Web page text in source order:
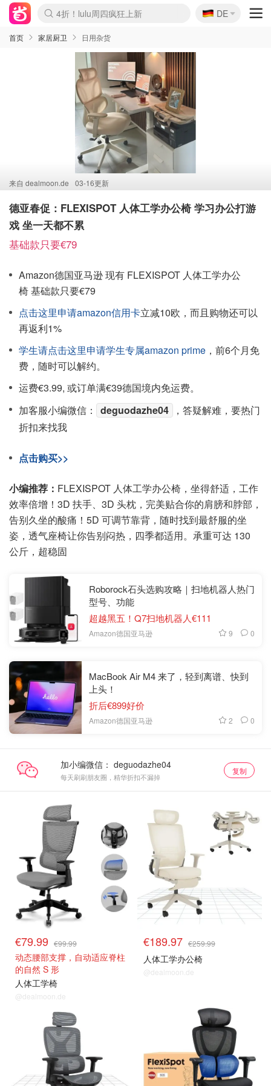
Boticinal 夏促开抢！
4折！lulu周四疯狂上新
还没结束！&OtherStories大促
Joybuy变相75折 随时失效
速领！Stanley独家85折
疑似霸哥！Camper额外叠85折
Zalando 奥莱闪促！每日更新
Moncler反季囤！5折起+叠9折
Coach Brooklyn仅€192
🇩🇪
DE
首页 家居厨卫 日用杂货
来自 dealmoon.de 03-16更新
德亚春促：FLEXISPOT 人体工学办公椅 学习办公打游
戏 坐一天都不累
基础款只要€79
Amazon德国亚马逊 现有 FLEXISPOT 人体工学办公
椅 基础款只要€79
点击这里申请amazon信用卡立减10欧，而且购物还可以
再返利1%
学生请点击这里申请学生专属amazon prime ，前6个月免
费，随时可以解约。
运费€3.99, 或订单满€39德国境内免运费。
加客服小编微信：
deguodazhe04
，答疑解难，要热门
折扣来找我
点击购买>>
小编推荐： FLEXISPOT 人体工学办公椅，坐得舒适，工作
效率倍增！3D 扶手、3D 头枕，完美贴合你的肩膀和脖部，
告别久坐的酸痛！5D 可调节靠背，随时找到最舒服的坐
姿，透气座椅让你告别闷热，四季都适用。承重可达 130
公斤，超稳固
Roborock石头选购攻略｜扫地机器人热门
型号、功能
超越黑五！Q7扫地机器人€111
Amazon德国亚马逊 9 0
MacBook Air M4 来了，轻到离谱、快到
上头！
折后€899好价
Amazon德国亚马逊 2 0
加小编微信：
每天刷刷朋友圈，精华折扣不漏掉
复制
€79.99 €99.99
动态腰部支撑，自动适应脊柱
的自然 S 形
人体工学椅
@dealmoon.de
€189.97 €259.99
人体工学办公椅
@dealmoon.de